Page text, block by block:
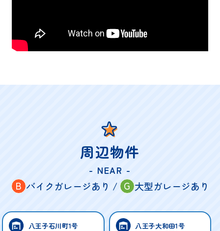
周辺物件
- NEAR -
B バイクガレージあり / G 大型ガレージあり
八王子石川町1号 八王子大和田1号